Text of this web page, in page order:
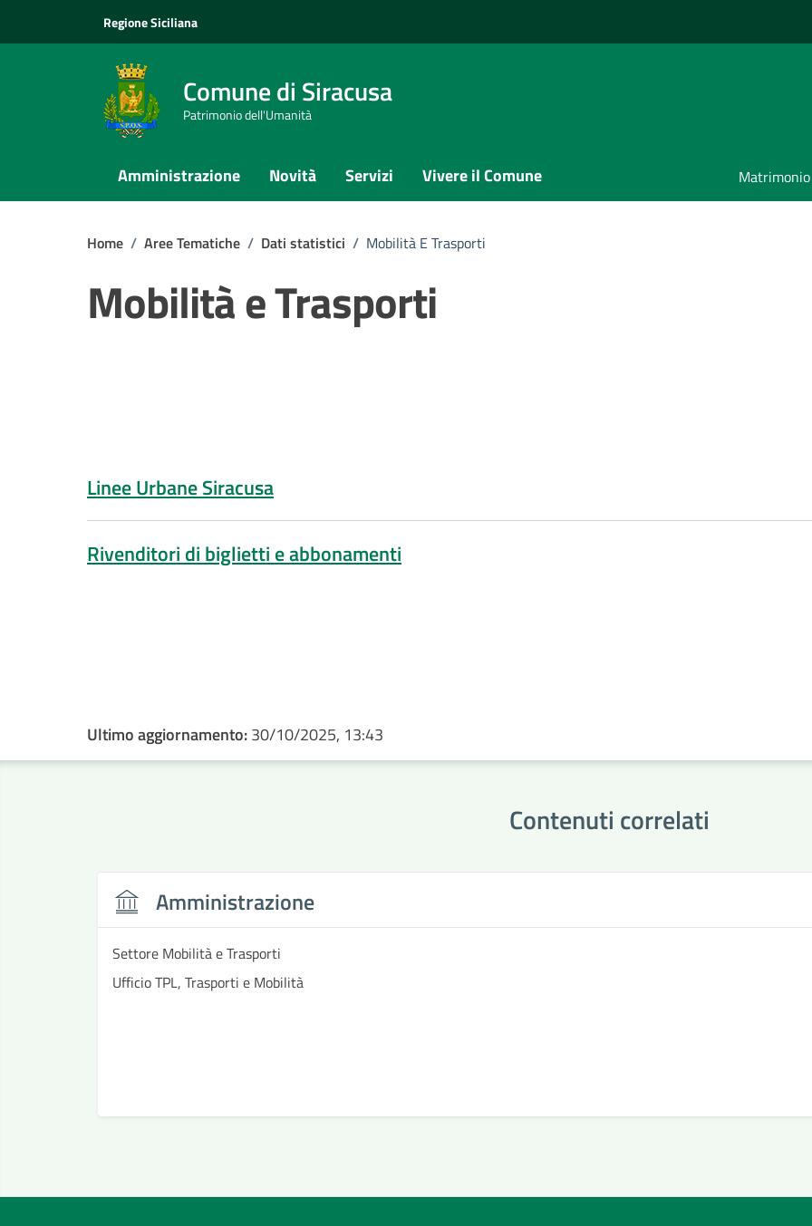
Regione Siciliana
Comune di Siracusa
Patrimonio dell'Umanità
Amministrazione Novità Servizi Vivere il Comune Matrimonio
Home / Aree Tematiche / Dati statistici / Mobilità E Trasporti
Mobilità e Trasporti
Linee Urbane Siracusa
Rivenditori di biglietti e abbonamenti
Ultimo aggiornamento:30/10/2025, 13:43
Contenuti correlati
Amministrazione
Settore Mobilità e Trasporti
Ufficio TPL, Trasporti e Mobilità